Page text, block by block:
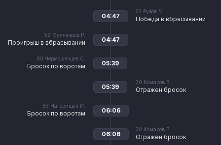
22 Руфов М.
Победа в вбрасывании
04:47
59 Муллаяров Р.
Проигрыш в вбрасывании 04:47
80 Чермошенцев С.
Бросок по воротам 05:39
30 Комаров В.
Отражен бросок
05:39
83 Наговицын И.
Бросок по воротам 06:06
30 Комаров В.
Отражен бросок
06:06